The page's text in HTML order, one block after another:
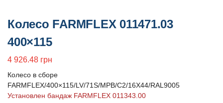
Колесо FARMFLEX 011471.03
400×115
4 926.48 грн
Колесо в сборе
FARMFLEX/400×115/LV/71S/MPB/C2/16X44/RAL9005
Установлен бандаж FARMFLEX 011343.00